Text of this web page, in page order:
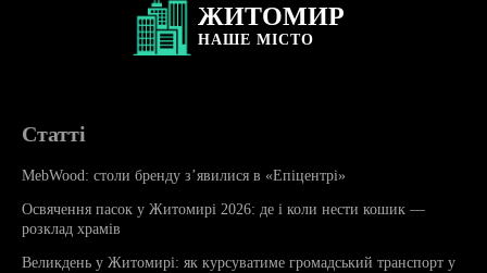
ЖИТОМИР
НАШЕ МІСТО
Статті
MebWood: столи бренду з’явилися в «Епіцентрі»
Освячення пасок у Житомирі 2026: де і коли нести кошик —
розклад храмів
Великдень у Житомирі: як курсуватиме громадський транспорт у